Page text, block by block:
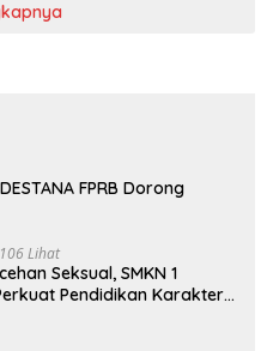
FPRB Dorong
106 Lihat
Seksual, SMKN 1
Pendidikan Karakter